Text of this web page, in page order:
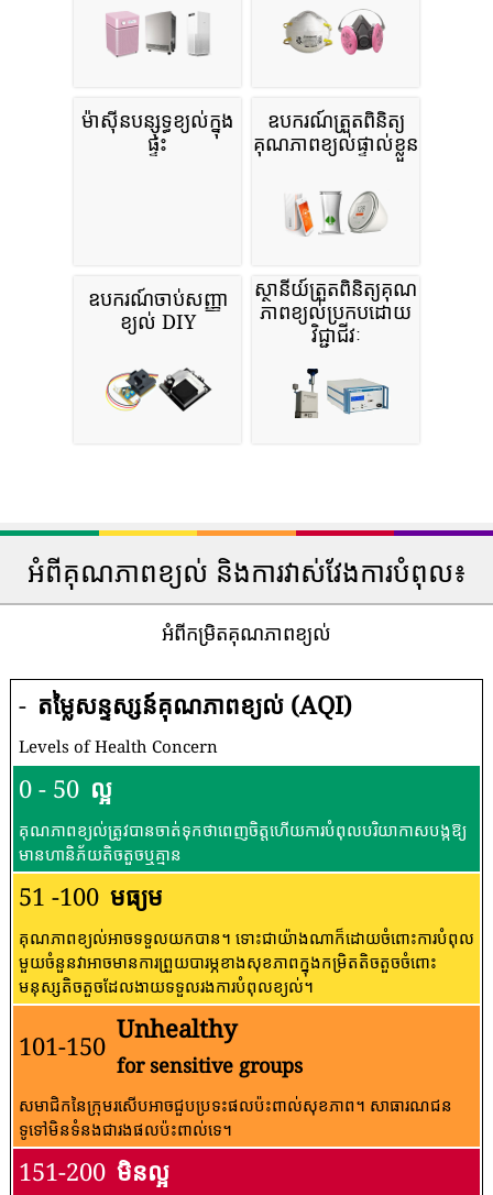
ម៉ាស៊ីនបន្សុទ្ធខ្យល់ក្នុង
ផ្ទះ
ឧបករណ៍ត្រួតពិនិត្យ
គុណភាពខ្យល់ផ្ទាល់ខ្លួន
ឧបករណ៍ចាប់សញ្ញា
ខ្យល់ DIY
ស្ថានីយ៍ត្រួតពិនិត្យគុណ
ភាពខ្យល់ប្រកបដោយ
វិជ្ជាជីវៈ
អំពីគុណភាពខ្យល់ និងការវាស់វែងការបំពុល៖
អំពីកម្រិតគុណភាពខ្យល់
- តម្លៃសន្ទស្សន៍គុណភាពខ្យល់ (AQI)
Levels of Health Concern
0 - 50 ល្អ
គុណភាពខ្យល់ត្រូវបានចាត់ទុកថាពេញចិត្តហើយការបំពុលបរិយាកាសបង្កឱ្យ
មានហានិភ័យតិចតួចឬគ្មាន
51 -100 មធ្យម
គុណភាពខ្យល់អាចទទួលយកបាន។ ទោះជាយ៉ាងណាក៏ដោយចំពោះការបំពុល
មួយចំនួនវាអាចមានការព្រួយបារម្ភខាងសុខភាពក្នុងកម្រិតតិចតួចចំពោះ
មនុស្សតិចតួចដែលងាយទទួលរងការបំពុលខ្យល់។
101-150
Unhealthy
for sensitive groups
សមាជិកនៃក្រុមរសើបអាចជួបប្រទះផលប៉ះពាល់សុខភាព។ សាធារណជន​
ទូទៅ​មិន​ទំនង​ជា​រង​ផល​ប៉ះពាល់​ទេ។
151-200 មិនល្អ